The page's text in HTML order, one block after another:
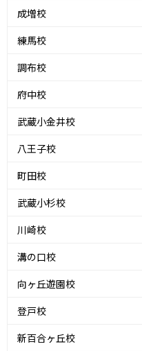
成増校
練馬校
調布校
府中校
武蔵小金井校
八王子校
町田校
武蔵小杉校
川崎校
溝の口校
向ヶ丘遊園校
登戸校
新百合ヶ丘校